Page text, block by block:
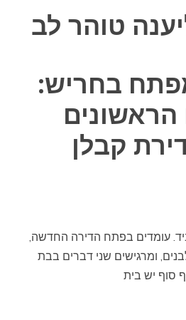
טוהר לב
בחריש:
הראשונים
קבלן
עומדים בפתח הדירה החדשה,
ומרגישים שני דברים בבת
סוף יש בית